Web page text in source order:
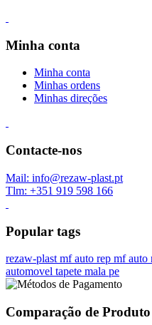
Minha conta
Minha conta
Minhas ordens
Minhas direções
Contacte-nos
Mail: info@rezaw-plast.pt
Tlm: +351 919 598 166
Popular tags
rezaw-plast mf auto rep mf auto
automovel tapete mala pe
Comparação de Produto